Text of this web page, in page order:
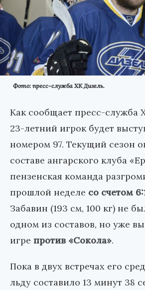
Фото: пресс-служба ХК Дизель.
Как сообщает пресс-служба
23-летний игрок будет
номером 97. Текущий сезон
составе ангарского клуба
пензенская команда
прошлой неделе со счетом
Забавин (193 см, 100 кг) не
одном из составов, но уже
игре против «Сокола».
Пока в двух встречах его
льду составило 13 минут 38